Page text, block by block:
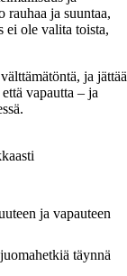
rauhaa ja suuntaa,
ei ole valita toista,
ja jättää
vapautta – ja
ja vapauteen
täynnä